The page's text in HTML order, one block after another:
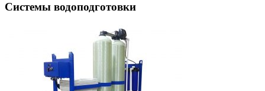
Системы водоподготовки